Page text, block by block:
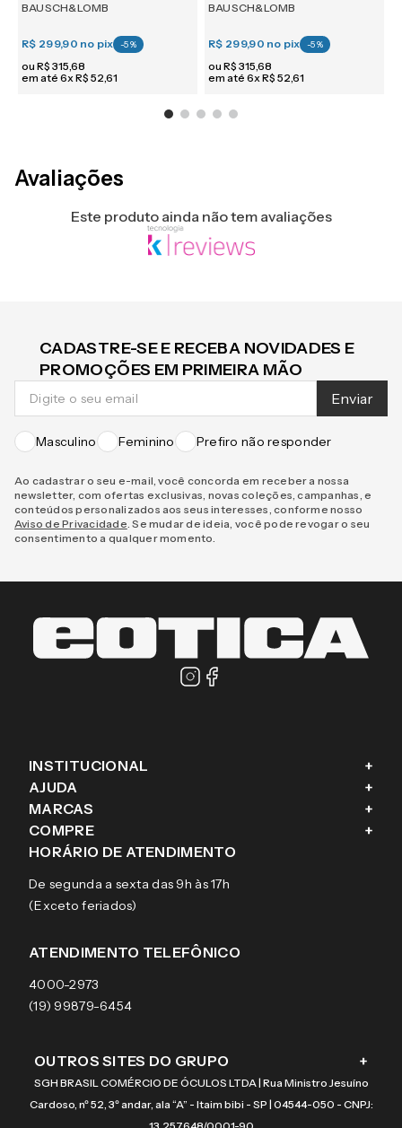
BAUSCH&LOMB
R$ 299,90 no pix -5%
ou R$ 315,68
em até 6xR$ 52,61
BAUSCH&LOMB
R$ 299,90 no pix -5%
ou R$ 315,68
em até 6xR$ 52,61
Avaliações
Este produto ainda não tem avaliações
CADASTRE-SE E RECEBA NOVIDADES E
PROMOÇÕES EM PRIMEIRA MÃO
Enviar
Masculino Feminino Prefiro não responder
Ao cadastrar o seu e-mail, você concorda em receber a nossa
newsletter, com ofertas exclusivas, novas coleções, campanhas, e
conteúdos personalizados aos seus interesses, conforme nosso
Aviso de Privacidade . Se mudar de ideia, você pode revogar o seu
consentimento a qualquer momento.
INSTITUCIONAL +
Fale conosco
Blog
Sobre a eÓtica
Aviso de privacidade
Termos e condições de uso
AJUDA +
Como comprar
Trocas e Devoluções
Pagamentos
Garantias
MARCAS +
Ray-Ban
Tecnol
Arnette
Burberry
COMPRE +
Óculos de sol
Lentes de contato
HORÁRIO DE ATENDIMENTO
De segunda a sexta das 9h às 17h
(Exceto feriados)
ATENDIMENTO TELEFÔNICO
4000-2973
(19) 99879-6454
OUTROS SITES DO GRUPO +
SGH BRASIL COMÉRCIO DE ÓCULOS LTDA | Rua Ministro Jesuíno
Cardoso, nº 52, 3º andar, ala “A” - Itaim bibi - SP | 04544-050 - CNPJ: